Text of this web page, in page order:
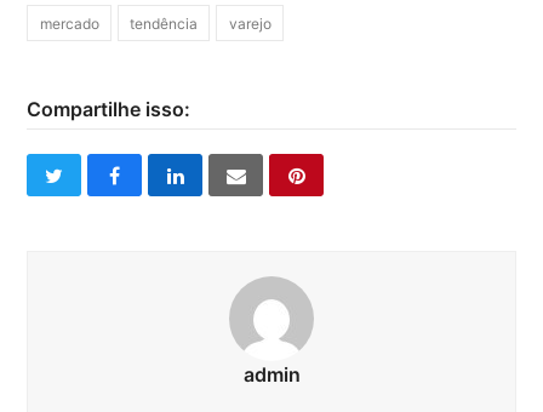
mercado tendência varejo
Compartilhe isso:
twitterfacebooklinkedinemail pinterest
admin